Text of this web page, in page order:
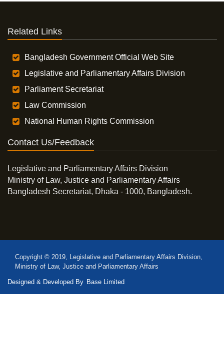
Related Links
Bangladesh Government Official Web Site
Legislative and Parliamentary Affairs Division
Parliament Secretariat
Law Commission
National Human Rights Commission
Contact Us/Feedback
Legislative and Parliamentary Affairs Division
Ministry of Law, Justice and Parliamentary Affairs
Bangladesh Secretariat, Dhaka - 1000, Bangladesh.
Copyright © 2019, Legislative and Parliamentary Affairs Division,
Ministry of Law, Justice and Parliamentary Affairs
Designed & Developed By Base Limited